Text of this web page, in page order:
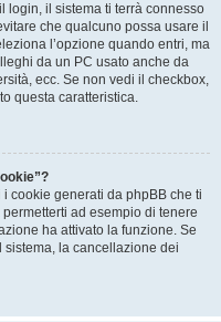
login, il sistema ti terrà connesso
che qualcuno possa usare il
l’opzione quando entri, ma
da un PC usato anche da
ecc. Se non vedi il checkbox,
questa caratteristica.
cookie generati da phpBB che ti
ad esempio di tenere
ha attivato la funzione. Se
sistema, la cancellazione dei